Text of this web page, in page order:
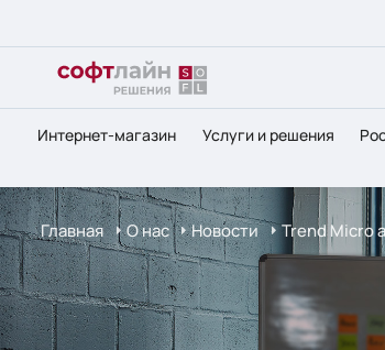
Интернет-магазин Услуги и решения
Главная О нас Новости Trend Micro